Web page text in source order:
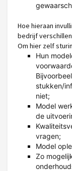
Hoe hieraan
bedrijf
Om hier zelf
Hun
stukken/
niet;
Model
de
vragen;
Model
Zo